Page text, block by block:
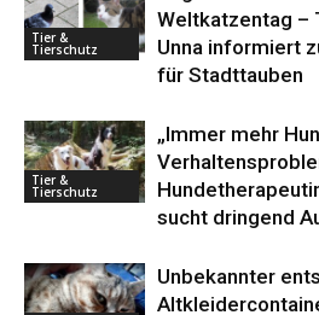
Tier &
Tierschutz
Weltkatzentag –
Unna informiert
für Stadttauben
Tier &
Tierschutz
„Immer mehr
sucht dringend
Unbekannter